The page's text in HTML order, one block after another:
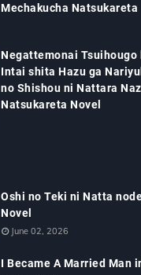
Mechakucha Natsukareta
Negattemonai Tsuihougo
Intai shita Hazu ga
no Shishou ni Nattara
Natsukareta Novel
Oshi no Teki ni Natta
Novel
June 02, 2026
I Became A Married Man